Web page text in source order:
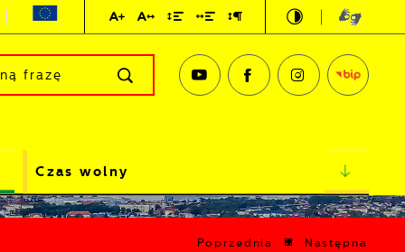
Czas wolny
Poprzednia Następna